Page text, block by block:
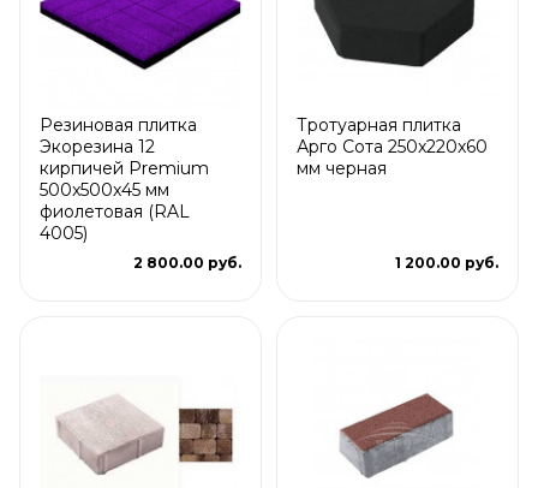
Резиновая плитка
Экорезина 12
кирпичей Premium
500x500x45 мм
фиолетовая (RAL
4005)
2 800.00 руб.
Тротуарная плитка
Арго Сота 250x220x60
мм черная
1 200.00 руб.